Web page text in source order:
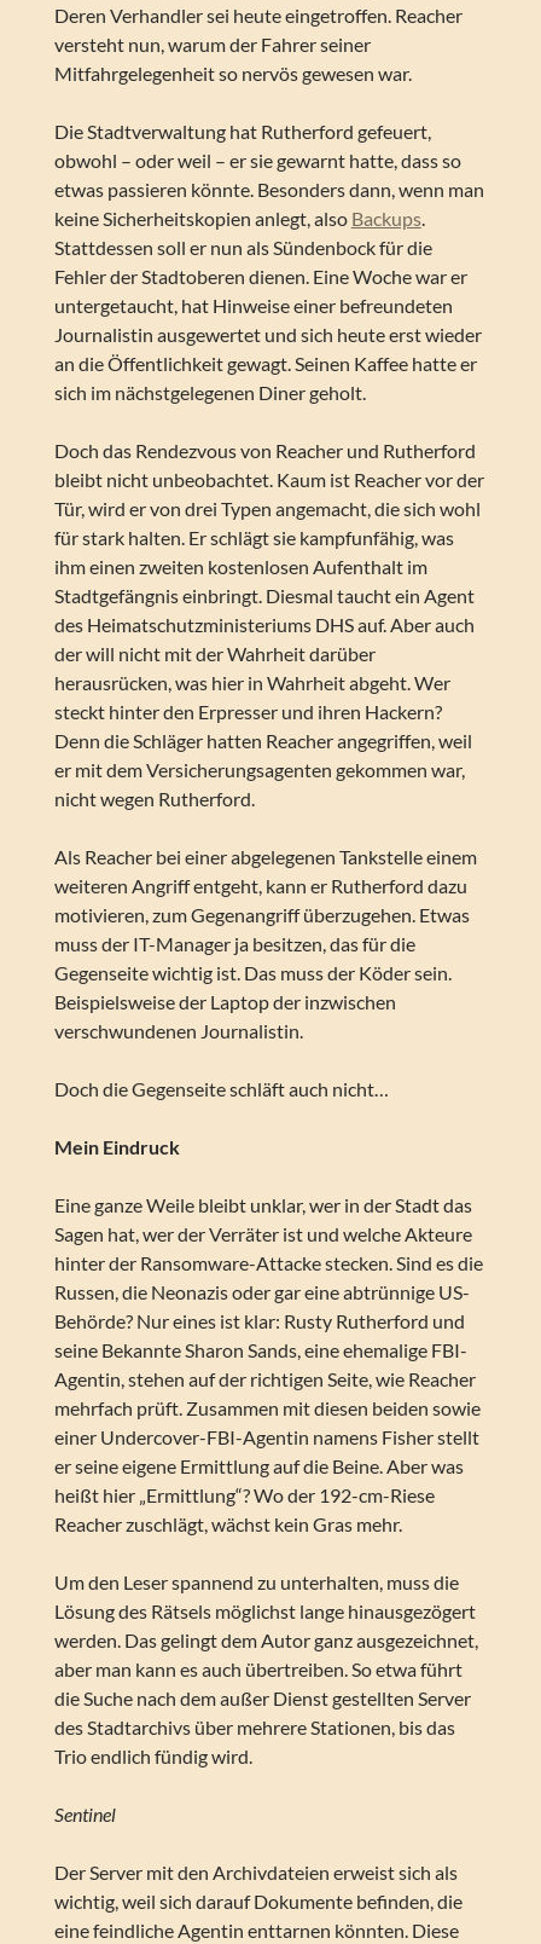
Deren Verhandler sei heute eingetroffen. Reacher
versteht nun, warum der Fahrer seiner
Mitfahrgelegenheit so nervös gewesen war.
Die Stadtverwaltung hat Rutherford gefeuert,
obwohl – oder weil – er sie gewarnt hatte, dass so
etwas passieren könnte. Besonders dann, wenn man
keine Sicherheitskopien anlegt, also Backups.
Stattdessen soll er nun als Sündenbock für die
Fehler der Stadtoberen dienen. Eine Woche war er
untergetaucht, hat Hinweise einer befreundeten
Journalistin ausgewertet und sich heute erst wieder
an die Öffentlichkeit gewagt. Seinen Kaffee hatte er
sich im nächstgelegenen Diner geholt.
Doch das Rendezvous von Reacher und Rutherford
bleibt nicht unbeobachtet. Kaum ist Reacher vor der
Tür, wird er von drei Typen angemacht, die sich wohl
für stark halten. Er schlägt sie kampfunfähig, was
ihm einen zweiten kostenlosen Aufenthalt im
Stadtgefängnis einbringt. Diesmal taucht ein Agent
des Heimatschutzministeriums DHS auf. Aber auch
der will nicht mit der Wahrheit darüber
herausrücken, was hier in Wahrheit abgeht. Wer
steckt hinter den Erpresser und ihren Hackern?
Denn die Schläger hatten Reacher angegriffen, weil
er mit dem Versicherungsagenten gekommen war,
nicht wegen Rutherford.
Als Reacher bei einer abgelegenen Tankstelle einem
weiteren Angriff entgeht, kann er Rutherford dazu
motivieren, zum Gegenangriff überzugehen. Etwas
muss der IT-Manager ja besitzen, das für die
Gegenseite wichtig ist. Das muss der Köder sein.
Beispielsweise der Laptop der inzwischen
verschwundenen Journalistin.
Doch die Gegenseite schläft auch nicht…
Mein Eindruck
Eine ganze Weile bleibt unklar, wer in der Stadt das
Sagen hat, wer der Verräter ist und welche Akteure
hinter der Ransomware-Attacke stecken. Sind es die
Russen, die Neonazis oder gar eine abtrünnige US-
Behörde? Nur eines ist klar: Rusty Rutherford und
seine Bekannte Sharon Sands, eine ehemalige FBI-
Agentin, stehen auf der richtigen Seite, wie Reacher
mehrfach prüft. Zusammen mit diesen beiden sowie
einer Undercover-FBI-Agentin namens Fisher stellt
er seine eigene Ermittlung auf die Beine. Aber was
heißt hier „Ermittlung“? Wo der 192-cm-Riese
Reacher zuschlägt, wächst kein Gras mehr.
Um den Leser spannend zu unterhalten, muss die
Lösung des Rätsels möglichst lange hinausgezögert
werden. Das gelingt dem Autor ganz ausgezeichnet,
aber man kann es auch übertreiben. So etwa führt
die Suche nach dem außer Dienst gestellten Server
des Stadtarchivs über mehrere Stationen, bis das
Trio endlich fündig wird.
Sentinel
Der Server mit den Archivdateien erweist sich als
wichtig, weil sich darauf Dokumente befinden, die
eine feindliche Agentin enttarnen könnten. Diese